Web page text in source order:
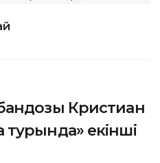
Кристиан
екінші